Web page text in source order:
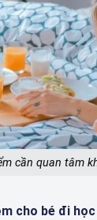
cần quan tâm
cho bé đi học